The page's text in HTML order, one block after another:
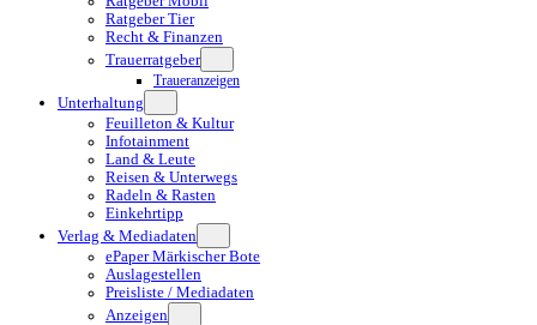
Ratgeber Tier
Recht & Finanzen
Trauerratgeber
Traueranzeigen
Unterhaltung
Feuilleton & Kultur
Infotainment
Land & Leute
Reisen & Unterwegs
Radeln & Rasten
Einkehrtipp
Verlag & Mediadaten
ePaper Märkischer Bote
Auslagestellen
Preisliste / Mediadaten
Anzeigen